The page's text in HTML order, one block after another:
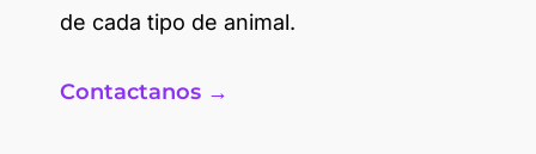
de cada tipo de animal.
Contactanos →